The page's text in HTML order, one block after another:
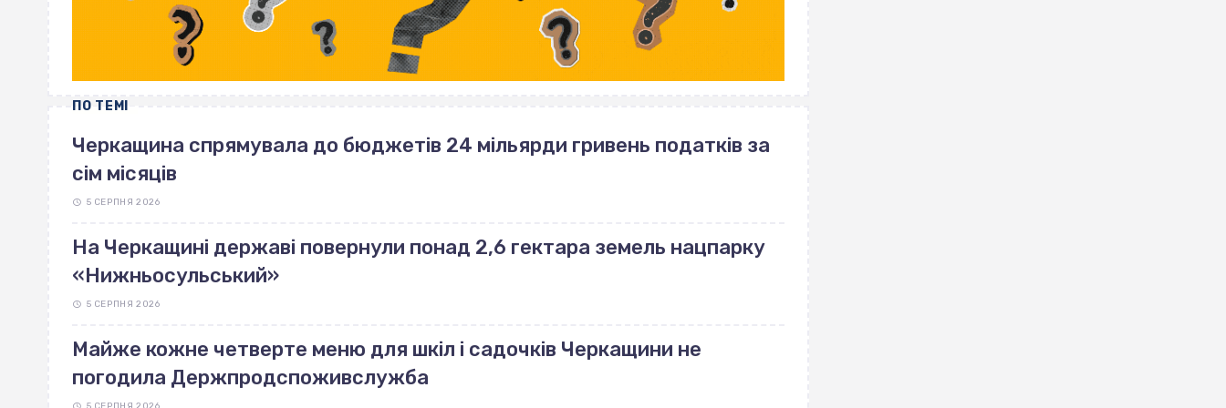
ПО ТЕМІ
Черкащина спрямувала до бюджетів 24 мільярди гривень податків за
сім місяців
5 СЕРПНЯ 2026
На Черкащині державі повернули понад 2,6 гектара земель нацпарку
«Нижньосульський»
5 СЕРПНЯ 2026
Майже кожне четверте меню для шкіл і садочків Черкащини не
погодила Держпродспоживслужба